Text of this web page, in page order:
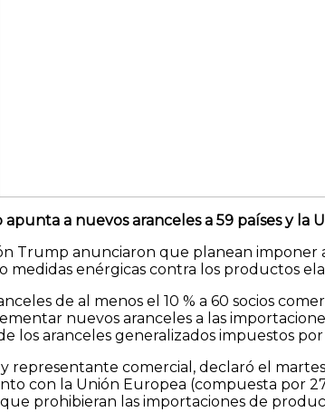
a nuevos aranceles a 59 países y la
Trump anunciaron que planean imponer
medidas enérgicas contra los productos
de al menos el 10 % a 60 socios
nuevos aranceles a las
los aranceles generalizados impuestos
representante comercial, declaró el
con la Unión Europea (compuesta por
prohibieran las importaciones de